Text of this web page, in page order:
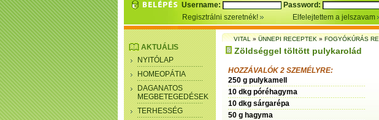
Username: Password:
Regisztrálni szeretnék!
Elfelejtettem a jelszavam
AKTUÁLIS
NYITÓLAP
HOMEOPÁTIA
DAGANATOS
MEGBETEGEDÉSEK
TERHESSÉG
VITAL»ÜNNEPI RECEPTEK»FOGYÓKÚRÁS
Zöldséggel töltött pulykarolád
HOZZÁVALÓK 2 SZEMÉLYRE:
250 g pulykamell
10 dkg póréhagyma
10 dkg sárgarépa
50 g hagyma